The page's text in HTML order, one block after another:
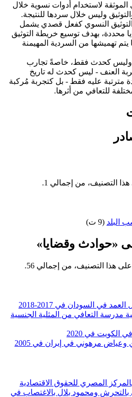
لاستخدام أدوات نسوية خلال
وليس خلال سردها للنتيجة.
النسوي كفعل قصدي يشمل
محددة، بهدف توسيع خريطة التوثيق
تهميشها من السردية المهيمنة
وليس كحدث فقط، خاصةً تجارب
العنف - ليس كحدث له تاريخ
مترتبة عليه فقط - بل كتجربة مُركبة
للتعافي من أثرها.
التصنيف، من إجمالي 1.
البلد (9 ت)
«حوادث وقضايا»
في السودان في 2017-2018
مدرسة التعافي من المثلية الجنسية
الكويت في 2020
مرهوني في إيران في 2005
المصري للحقوق الاقتصادية
بالتحرش ومحمود بلال بالاغتصاب في